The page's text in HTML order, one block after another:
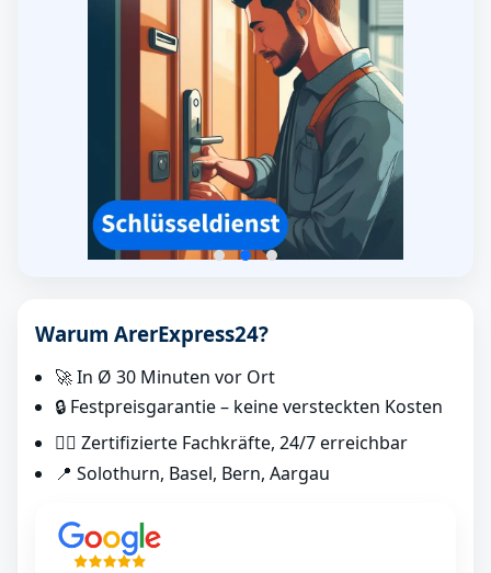
Warum ArerExpress24?
🚀 In Ø 30 Minuten vor Ort
🔒 Festpreisgarantie – keine versteckten Kosten
👷‍♂️ Zertifizierte Fachkräfte, 24/7 erreichbar
📍 Solothurn, Basel, Bern, Aargau